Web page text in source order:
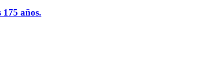
175 años.